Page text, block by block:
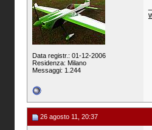
Data registr.: 01-12-2006
Residenza: Milano
Messaggi: 1.244
26 agosto 11, 20:37